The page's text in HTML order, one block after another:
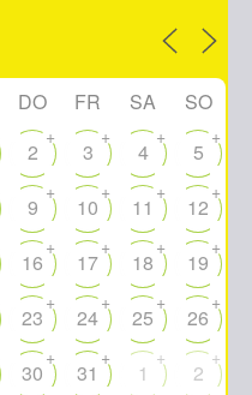
DO FR SA
SO
2
+
3
+
4
+
5
+
9
+
10
+
11
+
12
+
16
+
17
+
18
+
19
+
23
+
24
+
25
+
26
+
30
+
31
+
1
+
2
+